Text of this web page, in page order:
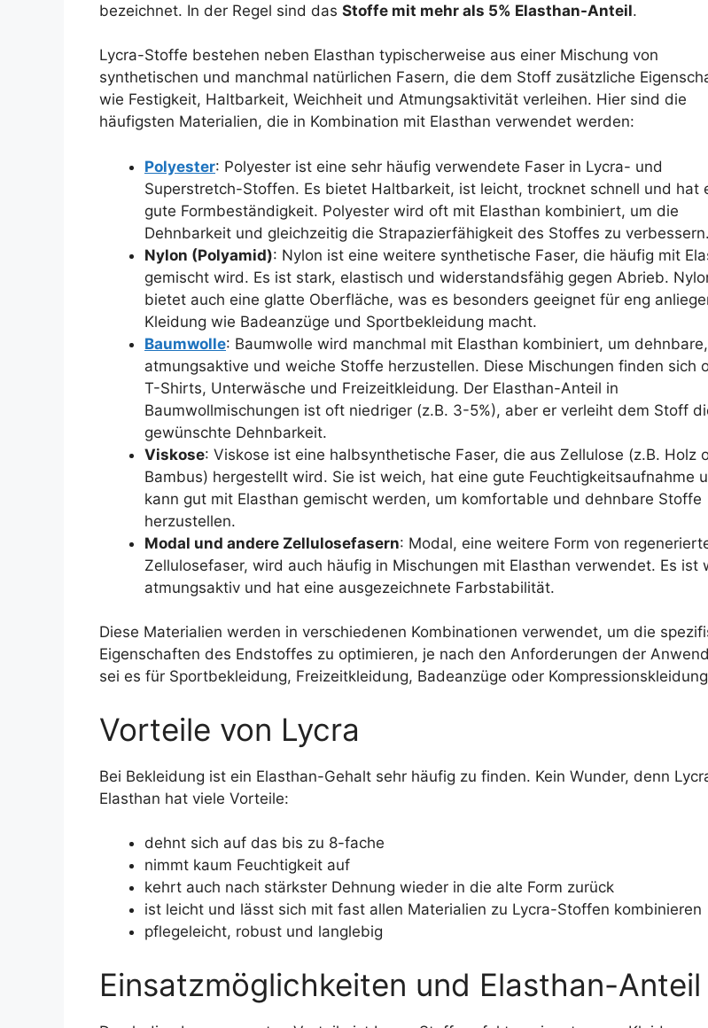
bezeichnet. In der Regel sind das Stoffe mit mehr als 5% Elasthan-Anteil.
Lycra-Stoffe bestehen neben Elasthan typischerweise aus einer Mischung von
synthetischen und manchmal natürlichen Fasern, die dem Stoff zusätzliche
wie Festigkeit, Haltbarkeit, Weichheit und Atmungsaktivität verleihen. Hier sind die
häufigsten Materialien, die in Kombination mit Elasthan verwendet werden:
Polyester: Polyester ist eine sehr häufig verwendete Faser in Lycra- und
Superstretch-Stoffen. Es bietet Haltbarkeit, ist leicht, trocknet schnell und hat
gute Formbeständigkeit. Polyester wird oft mit Elasthan kombiniert, um die
Dehnbarkeit und gleichzeitig die Strapazierfähigkeit des Stoffes zu verbessern.
Nylon (Polyamid): Nylon ist eine weitere synthetische Faser, die häufig mit
gemischt wird. Es ist stark, elastisch und widerstandsfähig gegen Abrieb.
bietet auch eine glatte Oberfläche, was es besonders geeignet für eng
Kleidung wie Badeanzüge und Sportbekleidung macht.
Baumwolle: Baumwolle wird manchmal mit Elasthan kombiniert, um dehnbare,
atmungsaktive und weiche Stoffe herzustellen. Diese Mischungen finden sich
T-Shirts, Unterwäsche und Freizeitkleidung. Der Elasthan-Anteil in
Baumwollmischungen ist oft niedriger (z.B. 3-5%), aber er verleiht dem Stoff
gewünschte Dehnbarkeit.
Viskose: Viskose ist eine halbsynthetische Faser, die aus Zellulose (z.B. Holz
Bambus) hergestellt wird. Sie ist weich, hat eine gute Feuchtigkeitsaufnahme
kann gut mit Elasthan gemischt werden, um komfortable und dehnbare Stoffe
herzustellen.
Modal und andere Zellulosefasern: Modal, eine weitere Form von
Zellulosefaser, wird auch häufig in Mischungen mit Elasthan verwendet. Es ist
atmungsaktiv und hat eine ausgezeichnete Farbstabilität.
Diese Materialien werden in verschiedenen Kombinationen verwendet, um die
Eigenschaften des Endstoffes zu optimieren, je nach den Anforderungen der
sei es für Sportbekleidung, Freizeitkleidung, Badeanzüge oder
Vorteile von Lycra
Bei Bekleidung ist ein Elasthan-Gehalt sehr häufig zu finden. Kein Wunder, denn
Elasthan hat viele Vorteile:
dehnt sich auf das bis zu 8-fache
nimmt kaum Feuchtigkeit auf
kehrt auch nach stärkster Dehnung wieder in die alte Form zurück
ist leicht und lässt sich mit fast allen Materialien zu Lycra-Stoffen kombinieren
pflegeleicht, robust und langlebig
Einsatzmöglichkeiten und Elasthan-Anteil